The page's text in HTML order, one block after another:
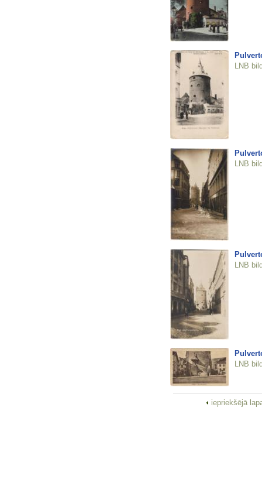
LNB
LNB
LNB
LNB
iepriekšējā